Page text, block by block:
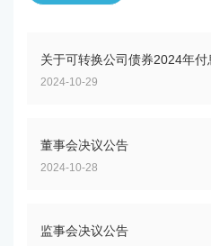
2024-10-29
关于可转换公司债券2024年付
2024-10-28
董事会决议公告
监事会决议公告